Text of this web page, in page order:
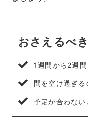
おさえるべ
1週間から2週間
間を空け過ぎる
予定が合わない